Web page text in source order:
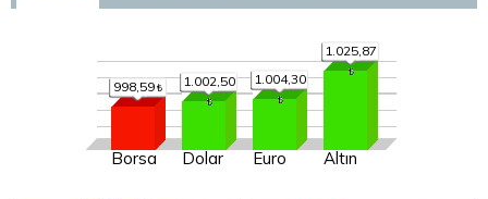
998,59
Borsa
1.002,50
Dolar
1.004,30
Euro
1.025,87
Altın